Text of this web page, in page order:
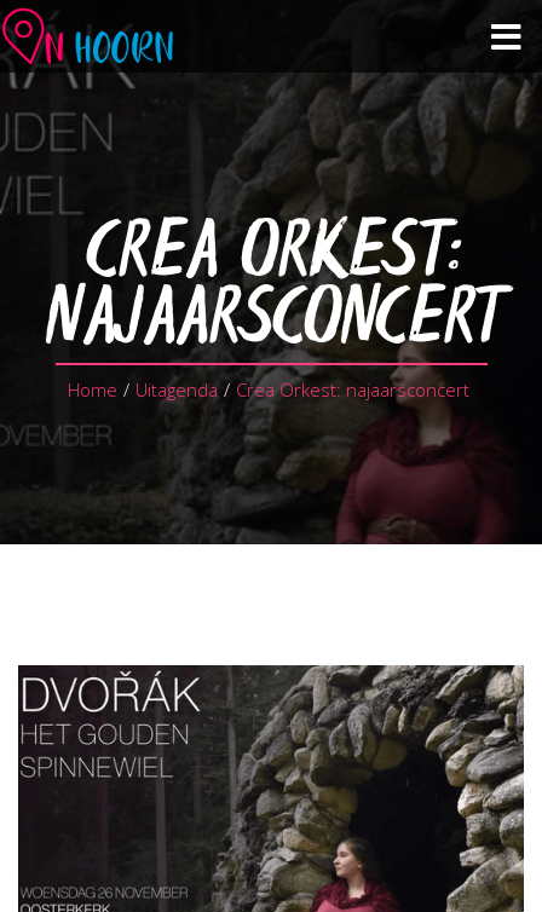
Agenda
Zien & Doen
Winkelen & Horeca
Over Hoorn
Plan je bezoek
CREA ORKEST:
NAJAARSCONCERT
Home / Uitagenda / Crea Orkest: najaarsconcert